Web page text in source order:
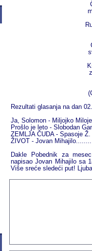
Rezultati glasanja na dan
Ja, Solomon - Miljojko
Prošlo je leto - Slobodan
ZEMLJA ČUDA - Spasoje
ŽIVOT - Jovan
Dakle Pobednik za
napisao Jovan Mihajilo sa
Više sreće sledeći put!